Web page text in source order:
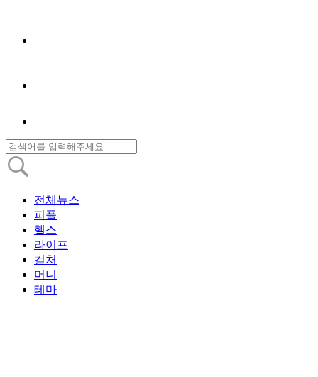
전체뉴스
피플
헬스
라이프
컬처
머니
테마